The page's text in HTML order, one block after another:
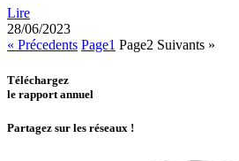
Lire
28/06/2023
« Précedents Page1 Page2 Suivants »
Téléchargez
le rapport annuel
Partagez sur les réseaux !